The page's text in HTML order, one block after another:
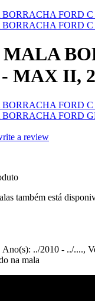
MAX II,
a review
também está
../2010 - ../....,
na mala